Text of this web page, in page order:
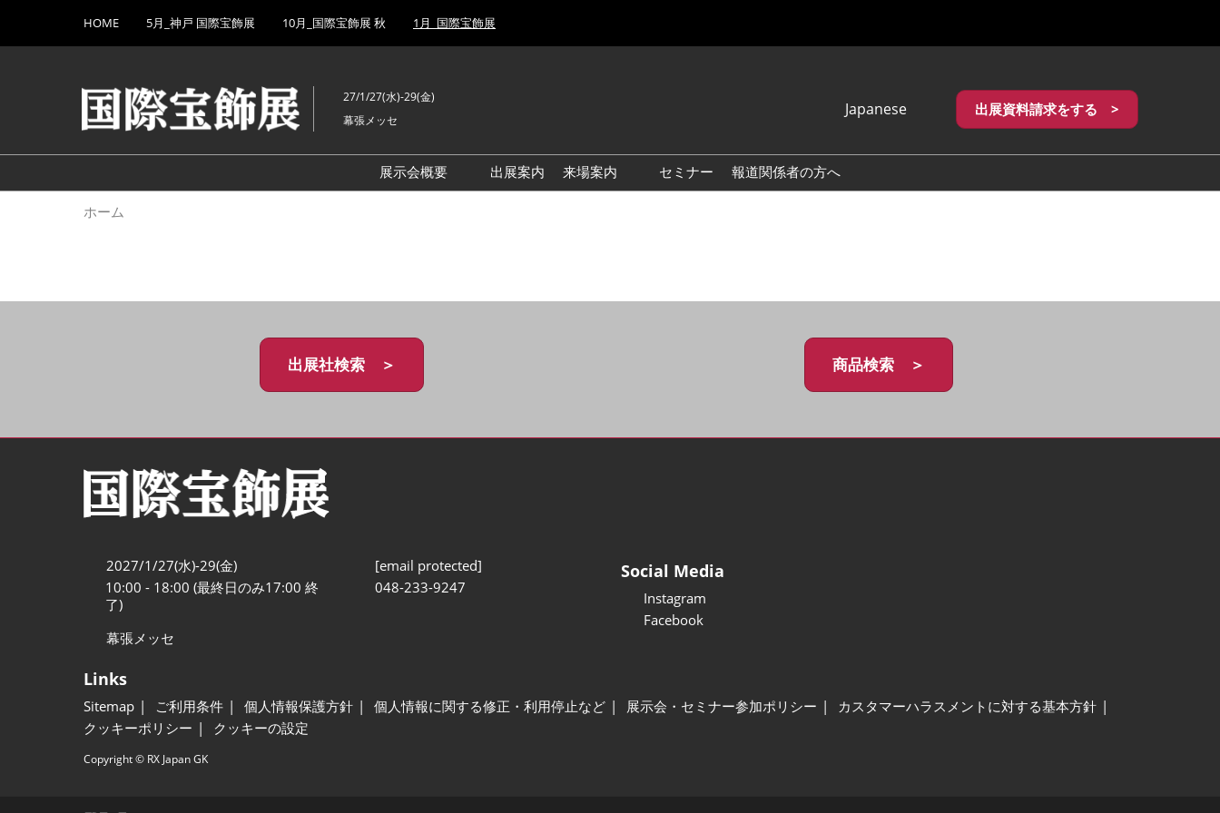
キ
し
て
to
HOME 5月_神戸 国際宝飾展 10月_国際宝飾展 秋 1月_国際宝飾展
27/1/27(水)-29(金)
幕張メッセ
Japanese
English
繁體中文
出展資料請求をする >
展示会概要
出展案内
来場案内
セミナー 報道関係者の方へ
ホーム
出展社検索 ＞ 商品検索 ＞
2027/1/27(水)-29(金)
10:00 - 18:00 (最終日のみ17:00 終
了)
幕張メッセ
[email protected]
048-233-9247
Social Media
Instagram
Facebook
Links
Sitemap ご利用条件 個人情報保護方針 個人情報に関する修正・利用停止など 展示会・セミナー参加ポリシー
カスタマーハラスメントに対する基本方針
クッキーポリシー
クッキーの設定
Copyright © RX Japan GK